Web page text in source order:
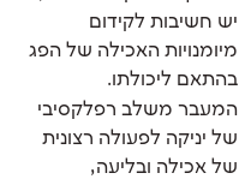
יש חשיבות לקידום
מיומנויות האכילה של הפג
בהתאם ליכולתו.
המעבר משלב רפלקסיבי
של יניקה לפעולה רצונית
של אכילה ובליעה,